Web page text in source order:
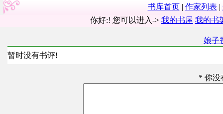
书库首页| 作家列表 |
你好:! 您可以进入-> 我的书屋 我的书
娘子
暂时没有书评!
* 你没